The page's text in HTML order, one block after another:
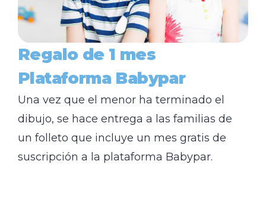
Regalo de 1 mes
Plataforma Babypar
Una vez que el menor ha terminado el
dibujo, se hace entrega a las familias de
un folleto que incluye un mes gratis de
suscripción a la plataforma Babypar.